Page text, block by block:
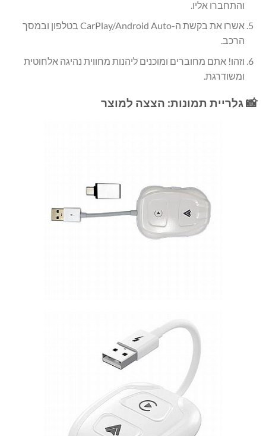
והתחברו אליו.
אשרו את בקשת ה-CarPlay/Android Auto בטלפון ובמסך
הרכב.
וזהו! אתם מחוברים ומוכנים ליהנות מחווית נהיגה אלחוטית
ומשודרגת.
📸 גלריית תמונות: הצצה למוצר